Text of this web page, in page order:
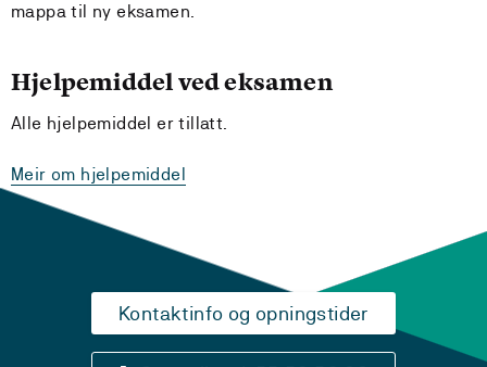
mappa til ny eksamen.
Hjelpemiddel ved eksamen
Alle hjelpemiddel er tillatt.
Meir om hjelpemiddel
Kontaktinfo og opningstider